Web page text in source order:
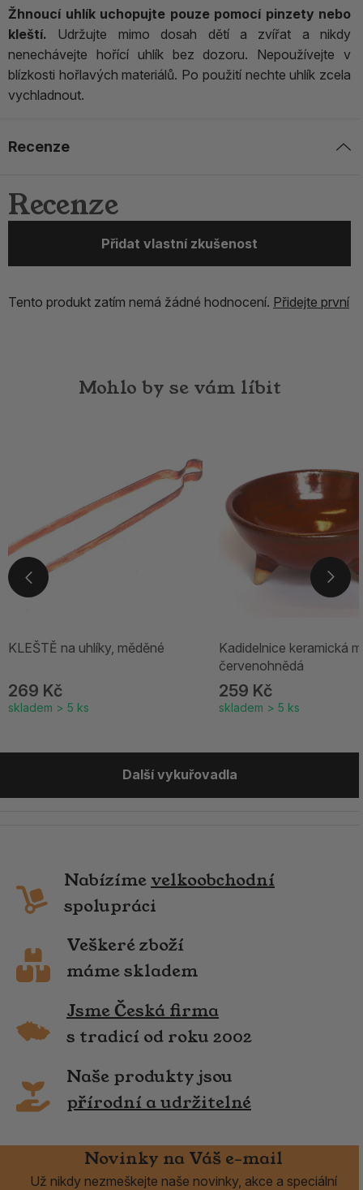
Žhnoucí uhlík uchopujte pouze pomocí pinzety nebo
kleští. Udržujte mimo dosah dětí a zvířat a nikdy
nenechávejte hořící uhlík bez dozoru. Nepoužívejte v
blízkosti hořlavých materiálů. Po použití nechte uhlík zcela
vychladnout.
Recenze
Recenze
Přidat vlastní zkušenost
Tento produkt zatím nemá žádné hodnocení. Přidejte první
Mohlo by se vám líbit
KLEŠTĚ na uhlíky, měděné
269 Kč
skladem > 5 ks
Kadidelnice keramická
červenohnědá
259 Kč
skladem > 5 ks
Další vykuřovadla
Nabízíme velkoobchodní
spolupráci
Veškeré zboží
máme skladem
Jsme Česká firma
s tradicí od roku 2002
Naše produkty jsou
přírodní a udržitelné
Novinky na Váš e-mail
Už nikdy nezmeškejte naše novinky, akce a speciální